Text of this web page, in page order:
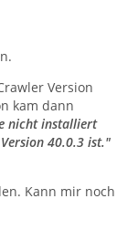
Version
kam dann
nicht installiert
40.0.3 ist."
Kann mir noch